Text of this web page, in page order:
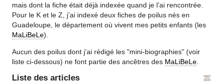
mais dont la fiche était déjà indexée quand je l’ai rencontrée.
Pour le K et le Z, j’ai indexé deux fiches de poilus nés en
Guadeloupe, le département où vivent mes petits enfants (les
MaLiBeLe).
Aucun des poilus dont j’ai rédigé les "mini-biographies" (voir
liste ci-dessous) ne font partie des ancêtres des MaLiBeLe.
Liste des articles